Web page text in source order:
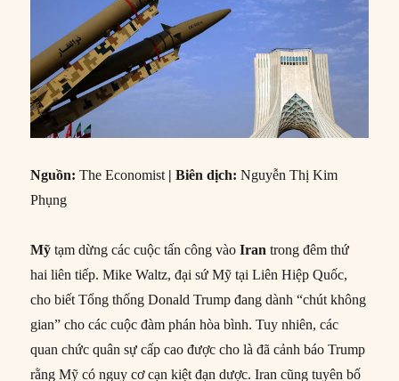
Nguồn:The Economist | Biên dịch:Nguyễn Thị Kim
Phụng
Mỹ tạm dừng các cuộc tấn công vàoIran trong đêm thứ
hai liên tiếp. Mike Waltz, đại sứ Mỹ tại Liên Hiệp Quốc,
cho biết Tổng thống Donald Trump đang dành “chút không
gian” cho các cuộc đàm phán hòa bình. Tuy nhiên, các
quan chức quân sự cấp cao được cho là đã cảnh báo Trump
rằng Mỹ có nguy cơ cạn kiệt đạn dược. Iran cũng tuyên bố